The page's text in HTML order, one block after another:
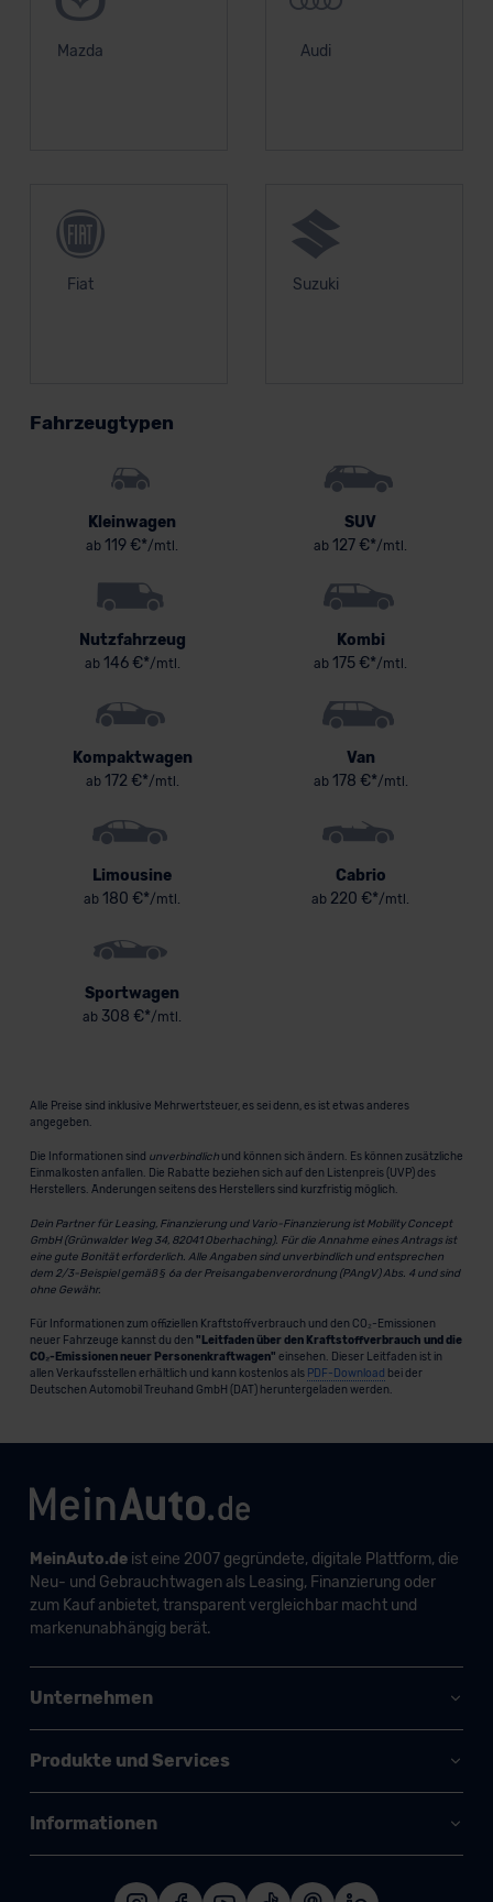
Mazda Audi
Fiat Suzuki
Fahrzeugtypen
Kleinwagen
ab 119 €*/mtl.
SUV
ab 127 €*/mtl.
Nutzfahrzeug
ab146 €*/mtl.
Kombi
ab 175 €*/mtl.
Kompaktwagen
ab172 €*/mtl.
Van
ab178 €*/mtl.
Limousine
ab 180 €*/mtl.
Cabrio
ab 220 €*/mtl.
Sportwagen
ab 308 €*/mtl.
Alle Preise sind inklusive Mehrwertsteuer, es sei denn, es ist etwas anderes
angegeben.
Die Informationen sind unverbindlichund können sich ändern. Es können zusätzliche
Einmalkosten anfallen. Die Rabatte beziehen sich auf den Listenpreis (UVP) des
Herstellers. Änderungen seitens des Herstellers sind kurzfristig möglich.
Dein Partner für Leasing, Finanzierung und Vario-Finanzierung ist Mobility Concept
GmbH (Grünwalder Weg 34, 82041 Oberhaching). Für die Annahme eines Antrags ist
eine gute Bonität erforderlich. Alle Angaben sind unverbindlich und entsprechen
dem 2/3-Beispiel gemäß § 6a der Preisangabenverordnung (PAngV) Abs. 4 und sind
ohne Gewähr.
Für Informationen zum offiziellen Kraftstoffverbrauch und den CO₂-Emissionen
neuer Fahrzeuge kannst du den "Leitfaden über den Kraftstoffverbrauch und die
CO₂-Emissionen neuer Personenkraftwagen" einsehen. Dieser Leitfaden ist in
allen Verkaufsstellen erhältlich und kann kostenlos als PDF-Download bei der
Deutschen Automobil Treuhand GmbH (DAT) heruntergeladen werden.
MeinAuto.deist eine 2007 gegründete, digitale Plattform, die
Neu- und Gebrauchtwagen als Leasing, Finanzierung oder
zum Kauf anbietet, transparent vergleichbar macht und
markenunabhängig berät.
Unternehmen
Produkte und Services
Informationen